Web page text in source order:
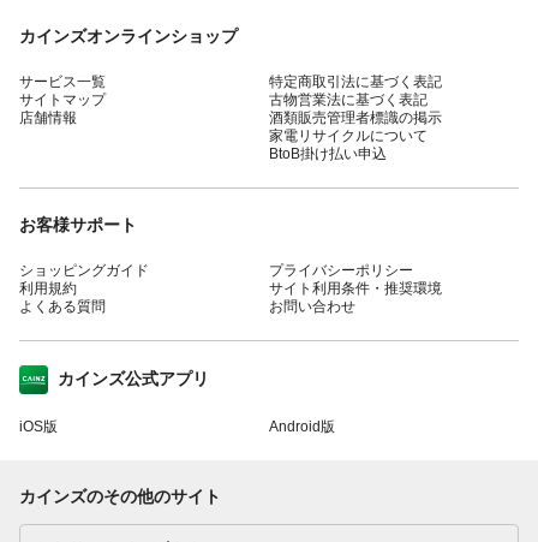
カインズオンラインショップ
サービス一覧
サイトマップ
店舗情報
特定商取引法に基づく表記
古物営業法に基づく表記
酒類販売管理者標識の掲示
家電リサイクルについて
BtoB掛け払い申込
お客様サポート
ショッピングガイド
利用規約
よくある質問
プライバシーポリシー
サイト利用条件・推奨環境
お問い合わせ
カインズ公式アプリ
iOS版 Android版
カインズのその他のサイト